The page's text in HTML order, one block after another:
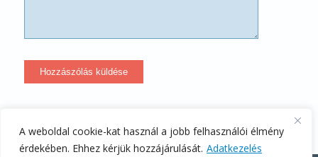
A weboldal cookie-kat használ a jobb felhasználói élmény
érdekében. Ehhez kérjük hozzájárulását. Adatkezelés